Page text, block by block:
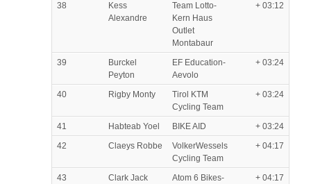
38
Kess
Alexandre
Team Lotto-
Kern Haus
Outlet
Montabaur
+ 03:12
39
Burckel
Peyton
EF Education-
Aevolo
+ 03:24
40 Rigby Monty
Tirol KTM
Cycling Team
+ 03:24
41 Habteab Yoel BIKE AID
+ 03:24
42
Claeys Robbe
VolkerWessels
Cycling Team
+ 04:17
43 Clark Jack
Atom 6 Bikes-
+ 04:17